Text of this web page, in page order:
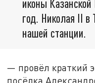
иконы
год. Николая II в
нашей станции.
— провёл краткий
посёлка